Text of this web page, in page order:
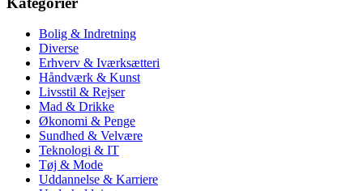
Bolig & Indretning
Diverse
Erhverv & Iværksætteri
Håndværk & Kunst
Livsstil & Rejser
Mad & Drikke
Økonomi & Penge
Sundhed & Velvære
Teknologi & IT
Tøj & Mode
Uddannelse & Karriere